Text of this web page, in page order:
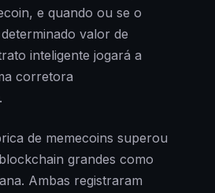
e quando ou se o
valor de
inteligente jogará a
corretora
de memecoins superou
grandes como
Ambas registraram